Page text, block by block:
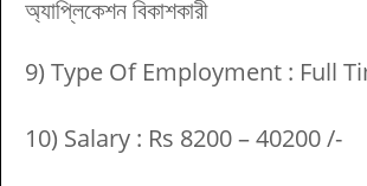
অ্যাপ্লিকেশন বিকাশকারী
9) Type Of Employment : Full
10) Salary : Rs 8200 – 40200 /-